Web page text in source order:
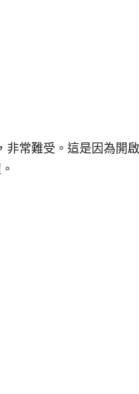
常難受。這是因為開